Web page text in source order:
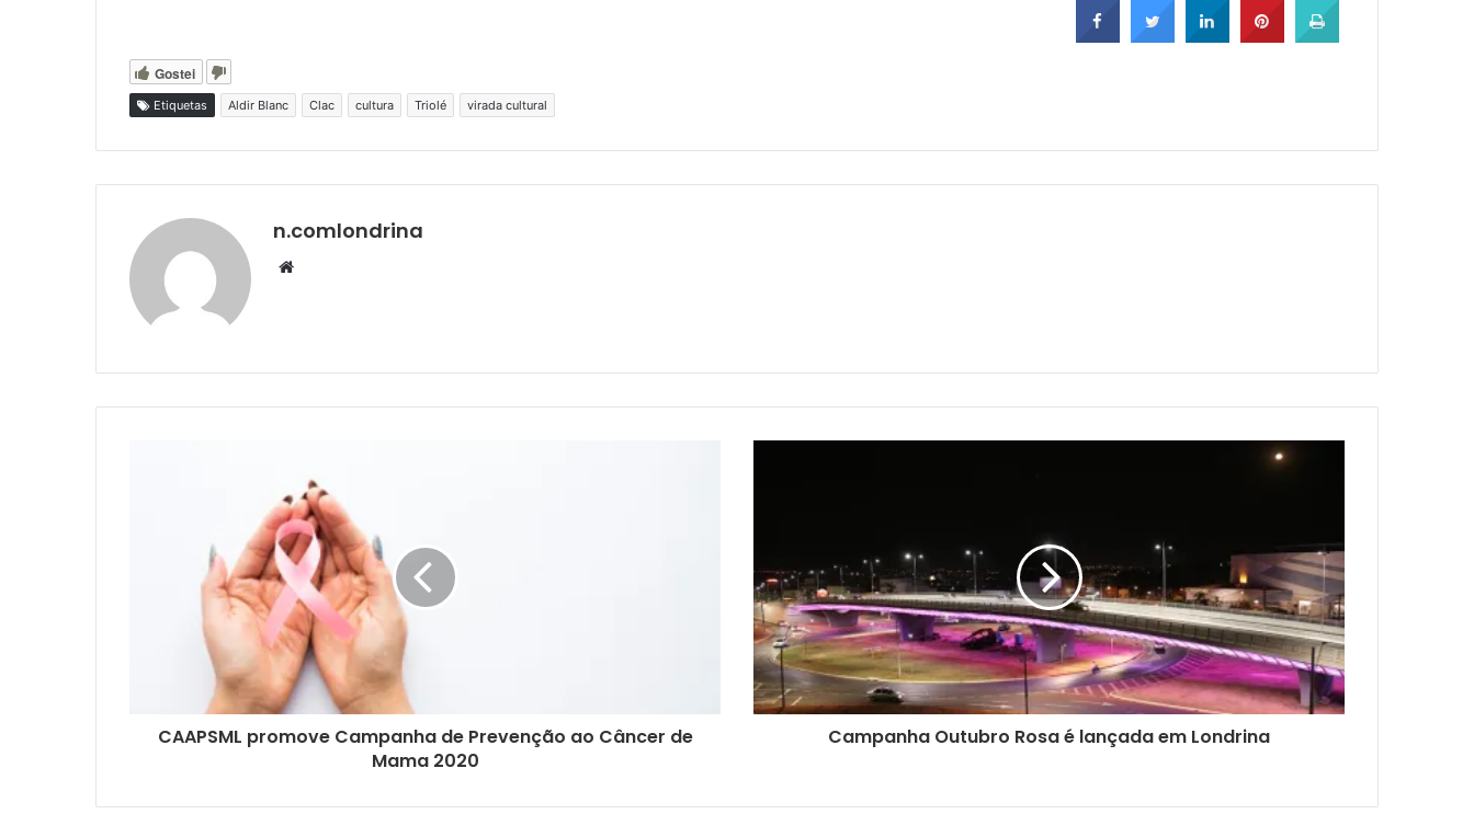
Gostei
Etiquetas Aldir Blanc Clac cultura Triolé virada cultural
n.comlondrina
Website
CAAPSML promove Campanha de Prevenção ao Câncer de
Mama 2020
Campanha Outubro Rosa é lançada em Londrina